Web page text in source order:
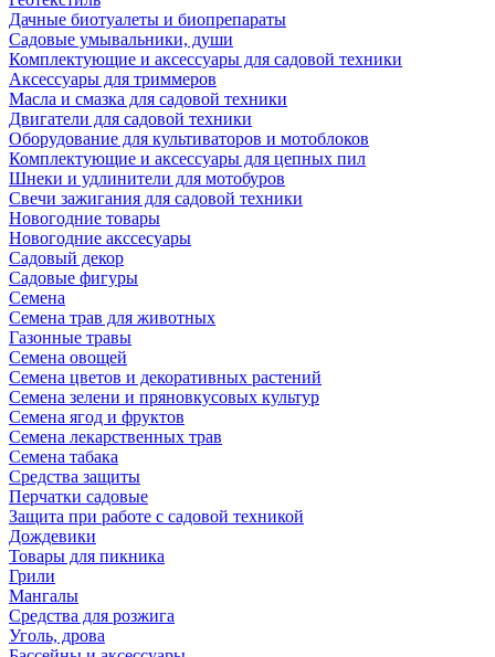
Дачные биотуалеты и биопрепараты
Садовые умывальники, души
Комплектующие и аксессуары для садовой техники
Аксессуары для триммеров
Масла и смазка для садовой техники
Двигатели для садовой техники
Оборудование для культиваторов и мотоблоков
Комплектующие и аксессуары для цепных пил
Шнеки и удлинители для мотобуров
Свечи зажигания для садовой техники
Новогодние товары
Новогодние акссесуары
Садовый декор
Садовые фигуры
Семена
Семена трав для животных
Газонные травы
Семена овощей
Семена цветов и декоративных растений
Семена зелени и пряновкусовых культур
Семена ягод и фруктов
Семена лекарственных трав
Семена табака
Средства защиты
Перчатки садовые
Защита при работе с садовой техникой
Дождевики
Товары для пикника
Грили
Мангалы
Средства для розжига
Уголь, дрова